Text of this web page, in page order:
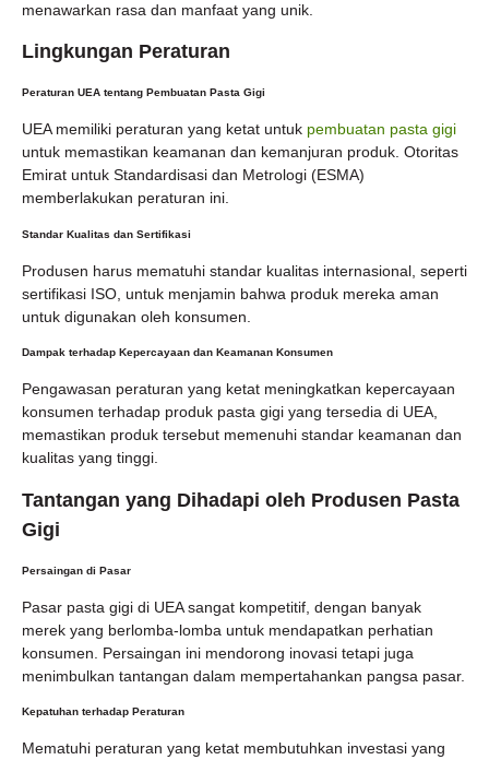
menawarkan rasa dan manfaat yang unik.
Lingkungan Peraturan
Peraturan UEA tentang Pembuatan Pasta Gigi
UEA memiliki peraturan yang ketat untuk pembuatan pasta gigi
untuk memastikan keamanan dan kemanjuran produk. Otoritas
Emirat untuk Standardisasi dan Metrologi (ESMA)
memberlakukan peraturan ini.
Standar Kualitas dan Sertifikasi
Produsen harus mematuhi standar kualitas internasional, seperti
sertifikasi ISO, untuk menjamin bahwa produk mereka aman
untuk digunakan oleh konsumen.
Dampak terhadap Kepercayaan dan Keamanan Konsumen
Pengawasan peraturan yang ketat meningkatkan kepercayaan
konsumen terhadap produk pasta gigi yang tersedia di UEA,
memastikan produk tersebut memenuhi standar keamanan dan
kualitas yang tinggi.
Tantangan yang Dihadapi oleh Produsen Pasta
Gigi
Persaingan di Pasar
Pasar pasta gigi di UEA sangat kompetitif, dengan banyak
merek yang berlomba-lomba untuk mendapatkan perhatian
konsumen. Persaingan ini mendorong inovasi tetapi juga
menimbulkan tantangan dalam mempertahankan pangsa pasar.
Kepatuhan terhadap Peraturan
Mematuhi peraturan yang ketat membutuhkan investasi yang